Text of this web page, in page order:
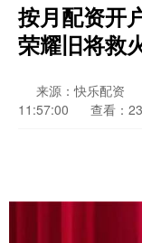
按月配资开
荣耀旧将救
来源：快乐配资
11:57:00
查看：